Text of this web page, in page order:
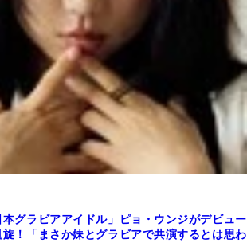
本グラビアアイドル」ピョ・ウンジがデビュー
旋！「まさか妹とグラビアで共演するとは思わ